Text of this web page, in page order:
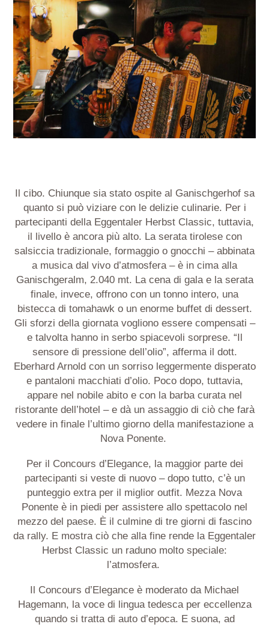
Il cibo. Chiunque sia stato ospite al Ganischgerhof sa
quanto si può viziare con le delizie culinarie. Per i
partecipanti della Eggentaler Herbst Classic, tuttavia,
il livello è ancora più alto. La serata tirolese con
salsiccia tradizionale, formaggio o gnocchi – abbinata
a musica dal vivo d’atmosfera – è in cima alla
Ganischgeralm, 2.040 mt. La cena di gala e la serata
finale, invece, offrono con un tonno intero, una
bistecca di tomahawk o un enorme buffet di dessert.
Gli sforzi della giornata vogliono essere compensati –
e talvolta hanno in serbo spiacevoli sorprese. “Il
sensore di pressione dell’olio”, afferma il dott.
Eberhard Arnold con un sorriso leggermente disperato
e pantaloni macchiati d’olio. Poco dopo, tuttavia,
appare nel nobile abito e con la barba curata nel
ristorante dell’hotel – e dà un assaggio di ciò che farà
vedere in finale l’ultimo giorno della manifestazione a
Nova Ponente.
Per il Concours d’Elegance, la maggior parte dei
partecipanti si veste di nuovo – dopo tutto, c’è un
punteggio extra per il miglior outfit. Mezza Nova
Ponente è in piedi per assistere allo spettacolo nel
mezzo del paese. È il culmine di tre giorni di fascino
da rally. E mostra ciò che alla fine rende la Eggentaler
Herbst Classic un raduno molto speciale:
l’atmosfera.
Il Concours d’Elegance è moderato da Michael
Hagemann, la voce di lingua tedesca per eccellenza
quando si tratta di auto d’epoca. E suona, ad